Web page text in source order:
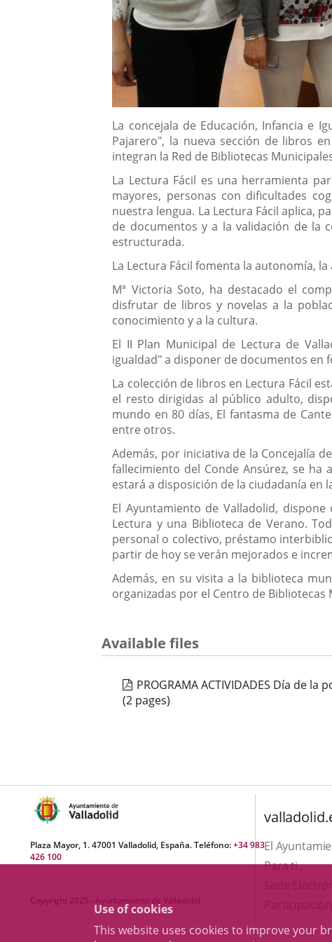
Use of cookies
This website uses cookies to improve your
Descripción
La concejala de Educación, Infancia e
Pajarero", la nueva sección de libros
integran la Red de Bibliotecas
La Lectura Fácil es una herramienta
mayores, personas con dificultades
nuestra lengua. La Lectura Fácil aplica,
de documentos y a la validación de la
estructurada.
La Lectura Fácil fomenta la autonomía,
Mª Victoria Soto, ha destacado el
disfrutar de libros y novelas a la
conocimiento y a la cultura.
El II Plan Municipal de Lectura de
igualdad" a disponer de documentos en
La colección de libros en Lectura Fácil
el resto dirigidas al público adulto,
mundo en 80 días, El fantasma de
entre otros.
Además, por iniciativa de la Concejalía
fallecimiento del Conde Ansúrez, se ha
estará a disposición de la ciudadanía en
El Ayuntamiento de Valladolid,
Lectura y una Biblioteca de Verano.
personal o colectivo, préstamo
partir de hoy se verán mejorados e
Además, en su visita a la biblioteca
organizadas por el Centro de
Available files
PROGRAMA ACTIVIDADES Día de la
(2 pages)
Plaza Mayor, 1. 47001 Valladolid, España. Teléfono:+34 983
426 100
Copyright 2025 - Ayuntamiento de Valladolid
El
Para ti